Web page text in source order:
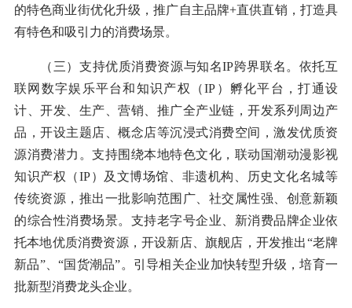
的特色商业街优化升级，推广自主品牌+直供直销，打造具
有特色和吸引力的消费场景。
（三）支持优质消费资源与知名IP跨界联名。依托互
联网数字娱乐平台和知识产权（IP）孵化平台，打通设
计、开发、生产、营销、推广全产业链，开发系列周边产
品，开设主题店、概念店等沉浸式消费空间，激发优质资
源消费潜力。支持围绕本地特色文化，联动国潮动漫影视
知识产权（IP）及文博场馆、非遗机构、历史文化名城等
传统资源，推出一批影响范围广、社交属性强、创意新颖
的综合性消费场景。支持老字号企业、新消费品牌企业依
托本地优质消费资源，开设新店、旗舰店，开发推出“老牌
新品”、“国货潮品”。引导相关企业加快转型升级，培育一
批新型消费龙头企业。